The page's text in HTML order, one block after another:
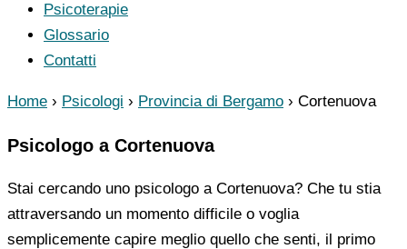
Psicoterapie
Glossario
Contatti
Home › Psicologi › Provincia di Bergamo › Cortenuova
Psicologo a Cortenuova
Stai cercando uno psicologo a Cortenuova? Che tu stia
attraversando un momento difficile o voglia
semplicemente capire meglio quello che senti, il primo